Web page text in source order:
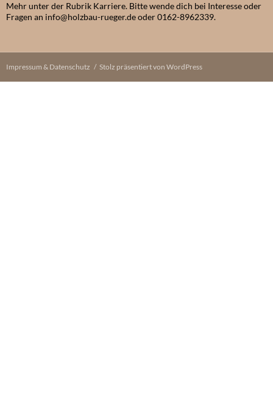
Mehr unter der Rubrik Karriere. Bitte wende dich bei Interesse oder
Fragen an info@holzbau-rueger.de oder 0162-8962339.
Impressum & Datenschutz Stolz präsentiert von WordPress